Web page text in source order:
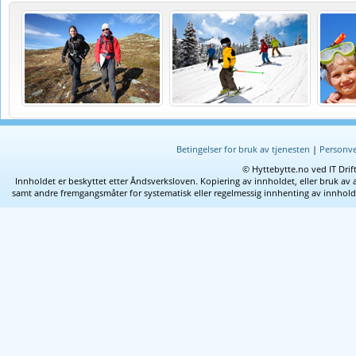
Betingelser for bruk av tjenesten |
© Hyttebytte.no ved IT
Innholdet er beskyttet etter Åndsverksloven. Kopiering av innholdet, eller bruk
samt andre fremgangsmåter for systematisk eller regelmessig innhenting av